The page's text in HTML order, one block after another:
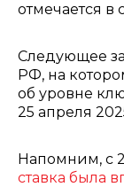
отмечается
Следующее
РФ, на
об уровне
25 апреля
Напомним, с
ставка была